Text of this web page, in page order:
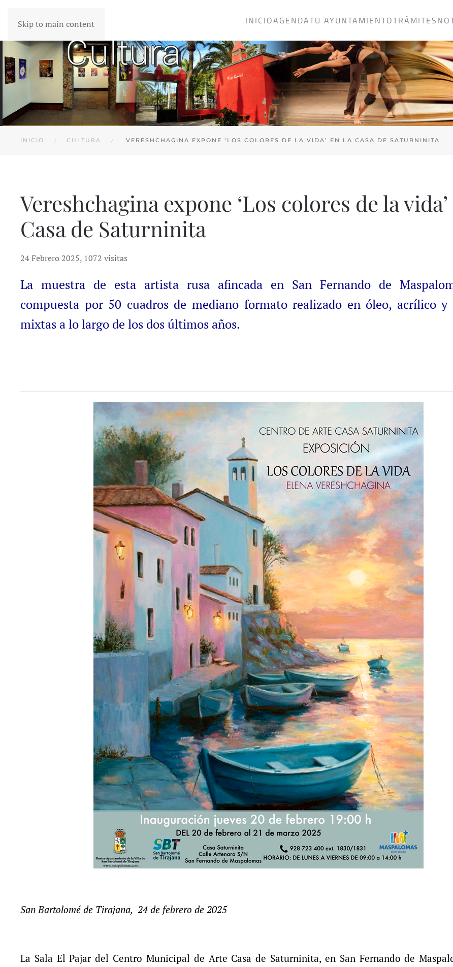
Skip to main content INICIOAGENDATU AYUNTAMIENTOTRÁMITES
INICIO CULTURA VERESHCHAGINA EXPONE ‘LOS COLORES DE LA VIDA’ EN LA CASA DE SATURNINITA
Vereshchagina expone ‘Los colores de la
Casa de Saturninita
24 Febrero 2025, 1072 visitas
La muestra de esta artista rusa afincada en San Fernando de
compuesta por 50 cuadros de mediano formato realizado en óleo, acrílico y
mixtas a lo largo de los dos últimos años.
San Bartolomé de Tirajana, 24 de febrero de 2025
La Sala El Pajar del Centro Municipal de Arte Casa de Saturninita, en San Fernando de